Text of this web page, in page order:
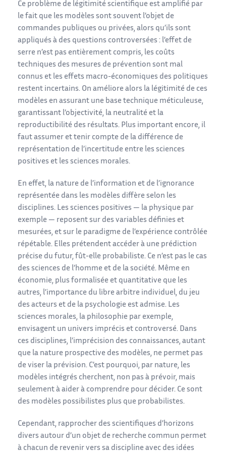
Ce problème de légitimité scientifique est amplifié par
le fait que les modèles sont souvent l’objet de
commandes publiques ou privées, alors qu’ils sont
appliqués à des questions controversées : l’effet de
serre n’est pas entièrement compris, les coûts
techniques des mesures de prévention sont mal
connus et les effets macro-économiques des politiques
restent incertains. On améliore alors la légitimité de ces
modèles en assurant une base technique méticuleuse,
garantissant l’objectivité, la neutralité et la
reproductibilité des résultats. Plus important encore, il
faut assumer et tenir compte de la différence de
représentation de l’incertitude entre les sciences
positives et les sciences morales.
En effet, la nature de l’information et de l’ignorance
représentée dans les modèles diffère selon les
disciplines. Les sciences positives — la physique par
exemple — reposent sur des variables définies et
mesurées, et sur le paradigme de l’expérience contrôlée
répétable. Elles prétendent accéder à une prédiction
précise du futur, fût-elle probabiliste. Ce n’est pas le cas
des sciences de l’homme et de la société. Même en
économie, plus formalisée et quantitative que les
autres, l’importance du libre arbitre individuel, du jeu
des acteurs et de la psychologie est admise. Les
sciences morales, la philosophie par exemple,
envisagent un univers imprécis et controversé. Dans
ces disciplines, l’imprécision des connaissances, autant
que la nature prospective des modèles, ne permet pas
de viser la prévision. C’est pourquoi, par nature, les
modèles intégrés cherchent, non pas à prévoir, mais
seulement à aider à comprendre pour décider. Ce sont
des modèles possibilistes plus que probabilistes.
Cependant, rapprocher des scientifiques d’horizons
divers autour d’un objet de recherche commun permet
à chacun de revenir vers sa discipline avec des idées